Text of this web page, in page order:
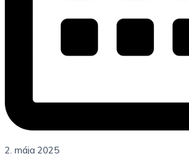
2. mája 2025